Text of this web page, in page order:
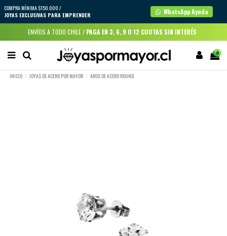
COMPRA MÍNIMA $150.000 /
JOYAS EXCLUSIVAS PARA EMPRENDER
WhatsApp Ayuda
ENVÍOS A TODO CHILE / PAGA EN 3, 6, 9 O 12 CUOTAS SIN INTERÉS
0
INICIO JOYAS DE ACERO POR MAYOR AROS DE ACERO ROUND